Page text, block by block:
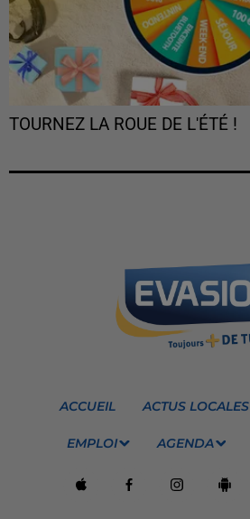
TOURNEZ LA ROUE DE L'ÉTÉ !
ACCUEIL ACTUS LOCALES
EMPLOI AGENDA